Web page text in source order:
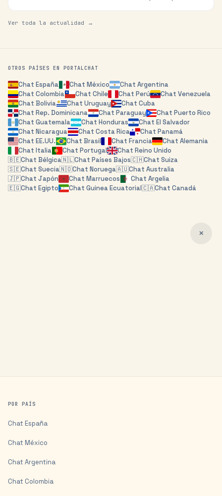
Ver toda la actualidad →
OTROS PAÍSES EN PORTALCHAT
ChatEspaña Chat México Chat Argentina
ChatColombia Chat Chile Chat Perú ChatVenezuela
ChatBolivia Chat Uruguay Chat Cuba
ChatRep. Dominicana Chat Paraguay Chat Puerto Rico
ChatGuatemala Chat Honduras Chat El Salvador
ChatNicaragua Chat Costa Rica Chat Panamá
ChatEE.UU. Chat Brasil Chat Francia ChatAlemania
ChatItalia Chat Portugal Chat Reino Unido
🇧🇪Chat Bélgica🇳🇱Chat Países Bajos🇨🇭Chat Suiza
🇸🇪Chat Suecia🇳🇴Chat Noruega🇦🇺Chat Australia
🇯🇵Chat Japón ChatMarruecos Chat Argelia
🇪🇬Chat Egipto ChatGuinea Ecuatorial🇨🇦ChatCanadá
✕
POR PAÍS
Chat España
Chat México
Chat Argentina
Chat Colombia